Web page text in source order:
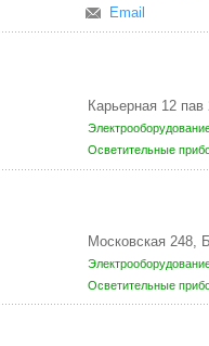
Email
Карьерная 12
Осветительные
Московская 248,
Осветительные